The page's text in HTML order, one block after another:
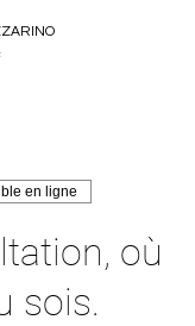
en ligne
où
sois.